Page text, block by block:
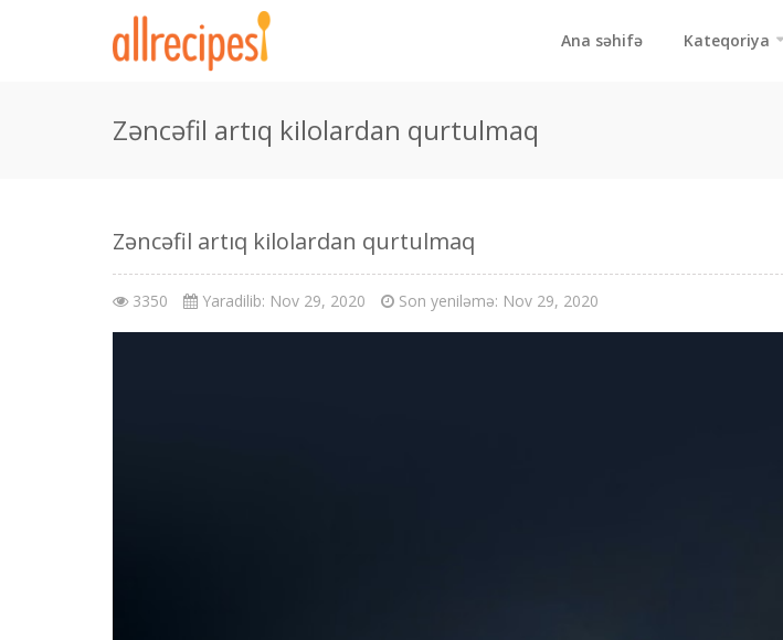
Ana səhifə Kateqoriya
Zəncəfil artıq kilolardan qurtulmaq
Zəncəfil artıq kilolardan qurtulmaq
3350 Yaradilib: Nov 29, 2020 Son yeniləmə: Nov 29, 2020